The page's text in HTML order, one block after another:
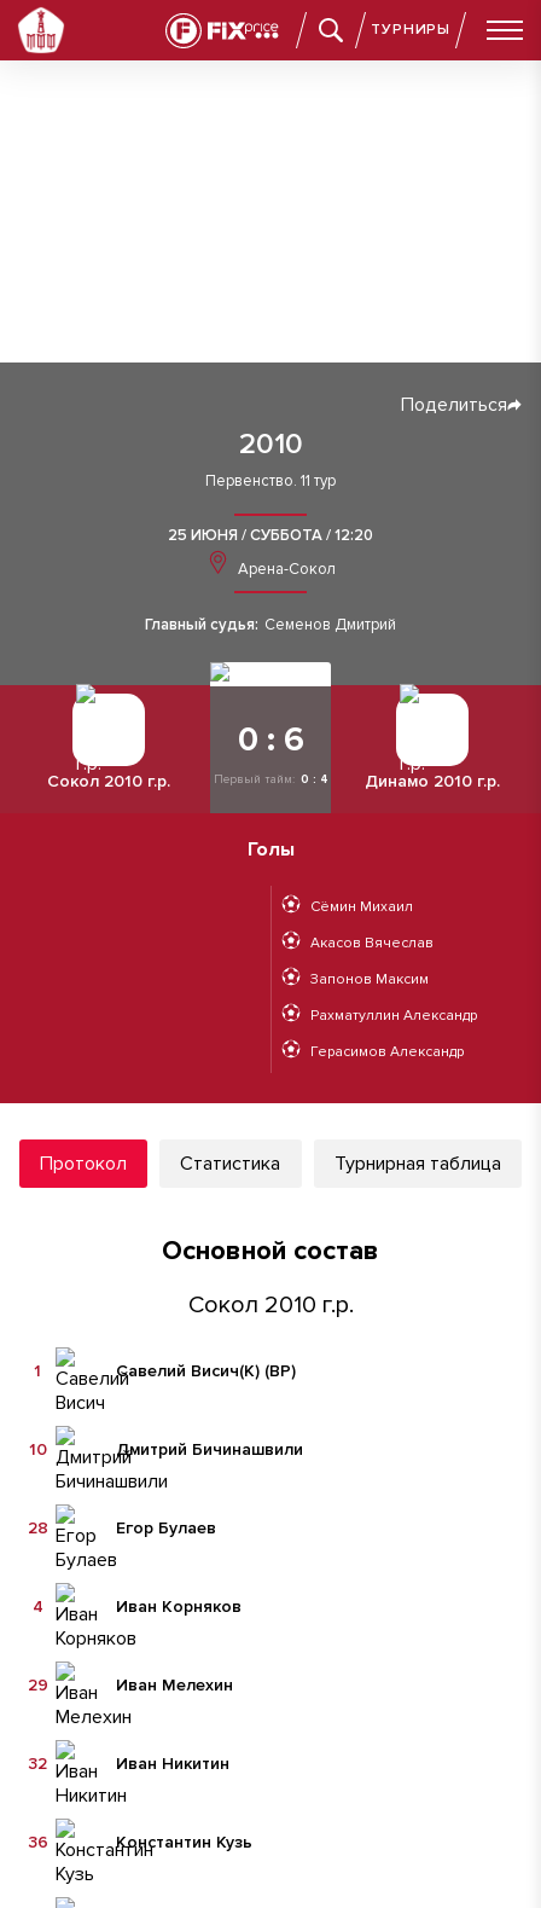
ТУРНИРЫ
2010
Поделиться
Первенство. 11 тур
25 ИЮНЯ / СУББОТА / 12:20
Арена-Сокол
Главный судья: Семенов Дмитрий
Сокол 2010 г.р.
0 : 6
Первый тайм: 0 : 4 Динамо 2010 г.р.
Голы
Сёмин Михаил
Акасов Вячеслав
Запонов Максим
Рахматуллин Александр
Герасимов Александр
Протокол Статистика Турнирная таблица
Основной состав
Сокол 2010 г.р.
Савелий Висич(К) (ВР)
1
Дмитрий Бичинашвили
10
Егор Булаев
28
Иван Корняков
4
Иван Мелехин
29
Иван Никитин
32
Константин Кузь
36